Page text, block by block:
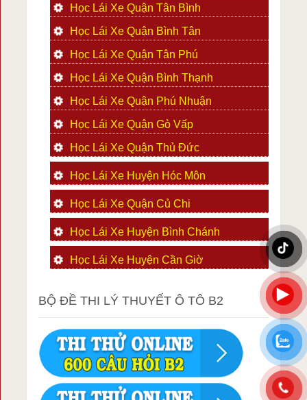
Học Lái Xe Quận Tân Bình
Học Lái Xe Quận Bình Tân
Học Lái Xe Quận Tân Phú
Học Lái Xe Quận Bình Thạnh
Học Lái Xe Quận Phú Nhuận
Học Lái Xe Quận Gò Vấp
Học Lái Xe Quận Thủ Đức
Học Lái Xe Huyện Hóc Môn
Học Lái Xe Quận Củ Chi
Học Lái Xe Huyện Bình Chánh
Học Lái Xe Huyện Cần Giờ
BỘ ĐỀ THI LÝ THUYẾT Ô TÔ B2